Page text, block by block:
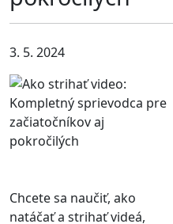
3. 5. 2024
Chcete sa naučiť, ako
natáčať a strihať videá,